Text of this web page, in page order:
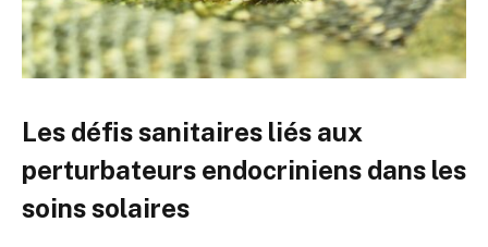
Les défis sanitaires liés aux
perturbateurs endocriniens dans les
soins solaires